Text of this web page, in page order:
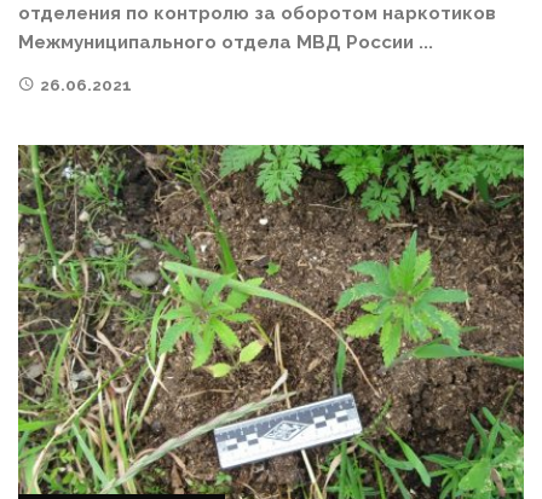
отделения по контролю за оборотом наркотиков
Межмуниципального отдела МВД России ...
26.06.2021